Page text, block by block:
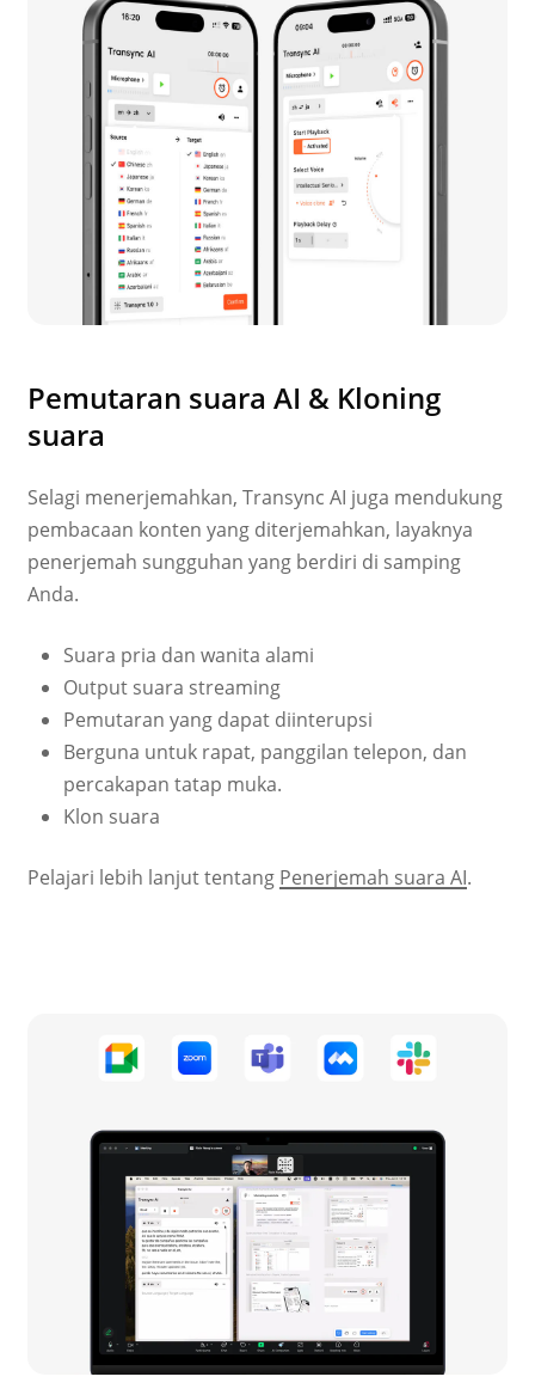
Pemutaran suara AI & Kloning
suara
Selagi menerjemahkan, Transync AI juga mendukung
pembacaan konten yang diterjemahkan, layaknya
penerjemah sungguhan yang berdiri di samping
Anda.
Suara pria dan wanita alami
Output suara streaming
Pemutaran yang dapat diinterupsi
Berguna untuk rapat, panggilan telepon, dan
percakapan tatap muka.
Klon suara
Pelajari lebih lanjut tentang Penerjemah suara AI.